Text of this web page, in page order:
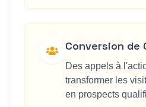
Conversion de
Des appels à
transformer les
en prospects